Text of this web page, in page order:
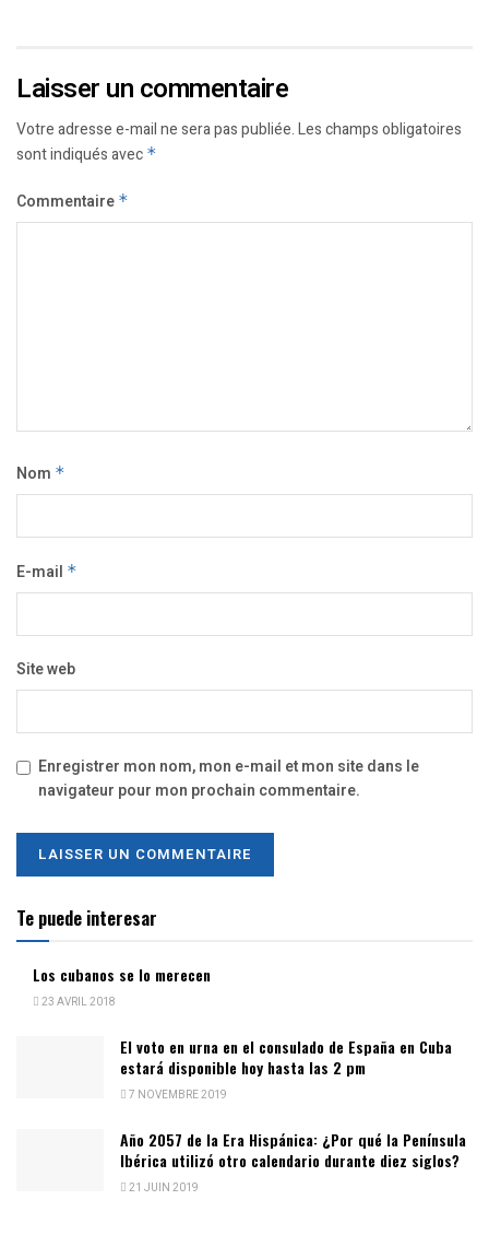
Laisser un commentaire
Votre adresse e-mail ne sera pas publiée.Les champs obligatoires
sont indiqués avec *
Commentaire *
Nom *
E-mail *
Site web
Enregistrer mon nom, mon e-mail et mon site dans le
navigateur pour mon prochain commentaire.
Te puede interesar
Los cubanos se lo merecen
23 AVRIL 2018
El voto en urna en el consulado de España en Cuba
estará disponible hoy hasta las 2 pm
7 NOVEMBRE 2019
Año 2057 de la Era Hispánica: ¿Por qué la Península
Ibérica utilizó otro calendario durante diez siglos?
21 JUIN 2019